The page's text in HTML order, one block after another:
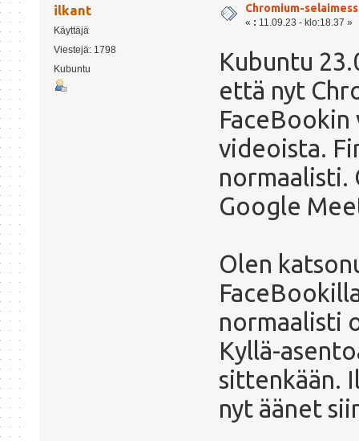
ilkant
Käyttäjä
Viestejä: 1798
Kubuntu
Chromium-
« : 11.09.23 - klo:18.37 »
Kubuntu
että nyt
videoista.
normaalisti.
Google
Olen
normaalisti
Kyllä-
sittenkään.
nyt äänet